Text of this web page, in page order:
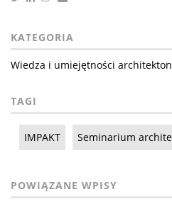
KATEGORIA
Wiedza i umiejętności
TAGI
IMPAKT Seminarium
POWIĄZANE WPISY